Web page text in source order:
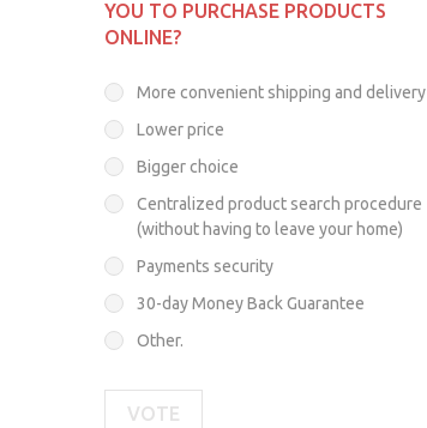
YOU TO PURCHASE PRODUCTS
ONLINE?
More convenient shipping and delivery
Lower price
Bigger choice
Centralized product search procedure
(without having to leave your home)
Payments security
30-day Money Back Guarantee
Other.
VOTE